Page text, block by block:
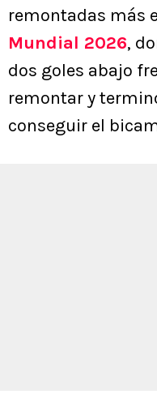
remontadas más
Mundial 2026,
dos goles abajo
remontar y
conseguir el